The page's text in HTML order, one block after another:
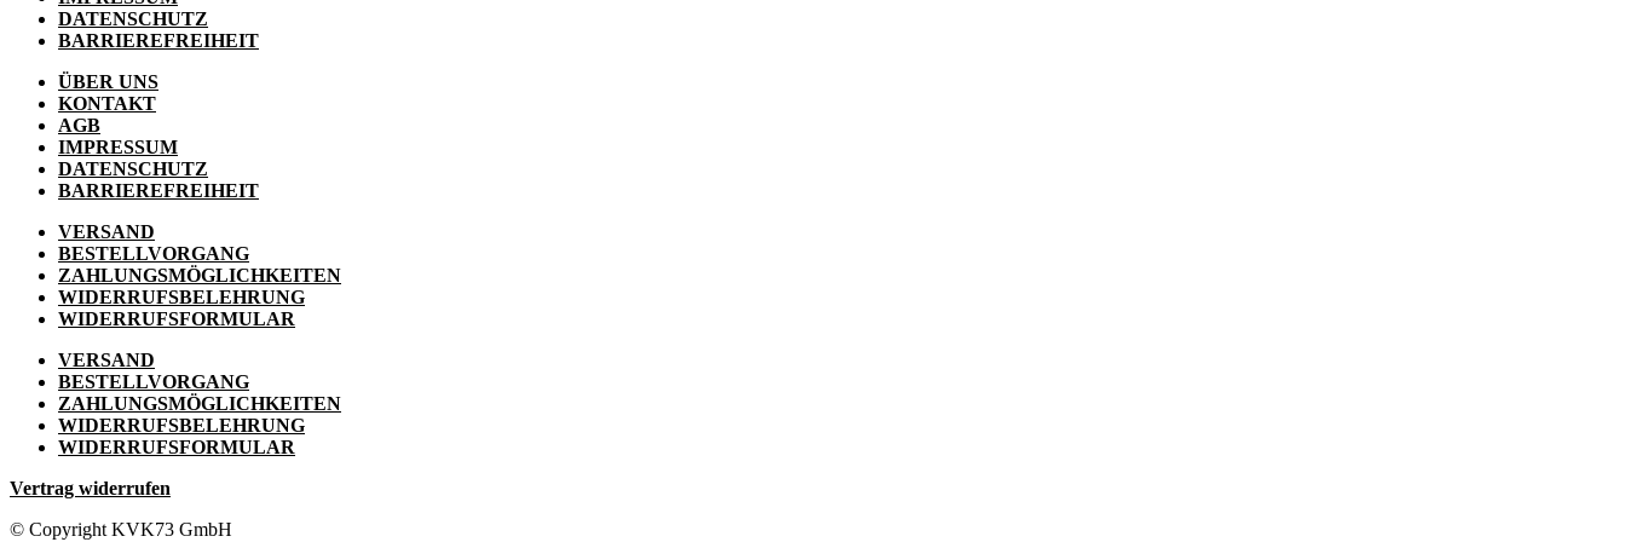
DATENSCHUTZ
BARRIEREFREIHEIT
ÜBER UNS
KONTAKT
AGB
IMPRESSUM
DATENSCHUTZ
BARRIEREFREIHEIT
VERSAND
BESTELLVORGANG
ZAHLUNGSMÖGLICHKEITEN
WIDERRUFSBELEHRUNG
WIDERRUFSFORMULAR
VERSAND
BESTELLVORGANG
ZAHLUNGSMÖGLICHKEITEN
WIDERRUFSBELEHRUNG
WIDERRUFSFORMULAR
Vertrag widerrufen
© Copyright KVK73 GmbH